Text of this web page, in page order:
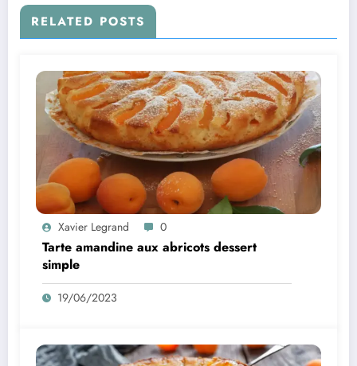
RELATED POSTS
Xavier Legrand 0
Tarte amandine aux abricots dessert
simple
19/06/2023